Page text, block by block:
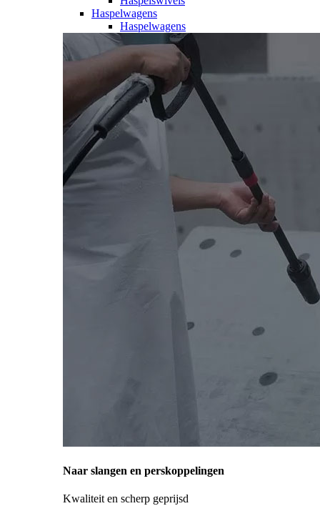
Haspelwagens
Haspelwagens
Naar slangen en perskoppelingen
Kwaliteit en scherp geprijsd